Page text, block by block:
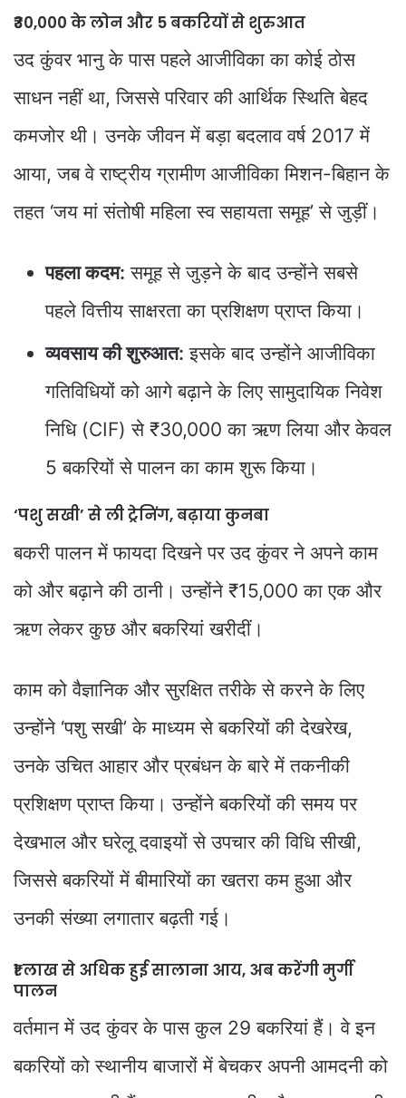
₹30,000 के लोन और 5 बकरियों से शुरुआत
उद कुंवर भानु के पास पहले आजीविका का कोई ठोस
साधन नहीं था, जिससे परिवार की आर्थिक स्थिति बेहद
कमजोर थी। उनके जीवन में बड़ा बदलाव वर्ष 2017 में
आया, जब वे राष्ट्रीय ग्रामीण आजीविका मिशन-बिहान के
तहत ‘जय मां संतोषी महिला स्व सहायता समूह’ से जुड़ीं।
पहला कदम: समूह से जुड़ने के बाद उन्होंने सबसे
पहले वित्तीय साक्षरता का प्रशिक्षण प्राप्त किया।
व्यवसाय की शुरुआत: इसके बाद उन्होंने आजीविका
गतिविधियों को आगे बढ़ाने के लिए सामुदायिक निवेश
निधि (CIF) से ₹30,000 का ऋण लिया और केवल
5 बकरियों से पालन का काम शुरू किया।
‘पशु सखी’ से ली ट्रेनिंग, बढ़ाया कुनबा
बकरी पालन में फायदा दिखने पर उद कुंवर ने अपने काम
को और बढ़ाने की ठानी। उन्होंने ₹15,000 का एक और
ऋण लेकर कुछ और बकरियां खरीदीं।
काम को वैज्ञानिक और सुरक्षित तरीके से करने के लिए
उन्होंने ‘पशु सखी’ के माध्यम से बकरियों की देखरेख,
उनके उचित आहार और प्रबंधन के बारे में तकनीकी
प्रशिक्षण प्राप्त किया। उन्होंने बकरियों की समय पर
देखभाल और घरेलू दवाइयों से उपचार की विधि सीखी,
जिससे बकरियों में बीमारियों का खतरा कम हुआ और
उनकी संख्या लगातार बढ़ती गई।
₹1 लाख से अधिक हुई सालाना आय, अब करेंगी मुर्गी
पालन
वर्तमान में उद कुंवर के पास कुल 29 बकरियां हैं। वे इन
बकरियों को स्थानीय बाजारों में बेचकर अपनी आमदनी को